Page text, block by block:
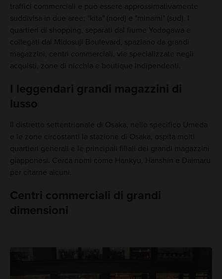
traffici commerciali e può essere approssimativamente
suddivisa in due aree: "kita" (nord) e "minami" (sud). I
quartieri di shopping, separati dal fiume Yodogawa e
collegati dal Midosuji Boulevard, spaziano da grandi
magazzini, centri commerciali, vie specializzate negli
acquisti, zone di nicchia e boutique indipendenti.
I leggendari grandi magazzini di
lusso
Il distretto settentrionale di Osaka, nello specifico Umeda
e le zone circostanti la stazione di Osaka, ospita molti
quartieri generali e le principali filiali dei grandi magazzini
giapponesi. Cerca nomi come Hankyu, Hanshin e Daimaru
per citarne alcuni.
Centri commerciali di grandi
dimensioni